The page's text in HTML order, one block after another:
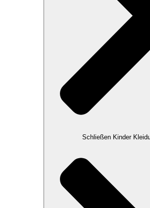
Schließen Kinder